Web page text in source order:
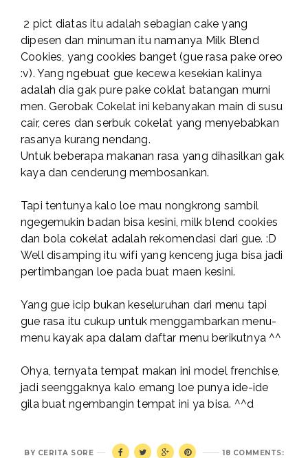
2 pict diatas itu adalah sebagian cake yang
dipesen dan minuman itu namanya Milk Blend
Cookies, yang cookies banget (gue rasa pake oreo
:v). Yang ngebuat gue kecewa kesekian kalinya
adalah dia gak pure pake coklat batangan murni
men. Gerobak Cokelat ini kebanyakan main di susu
cair, ceres dan serbuk cokelat yang menyebabkan
rasanya kurang nendang.
Untuk beberapa makanan rasa yang dihasilkan gak
kaya dan cenderung membosankan.
Tapi tentunya kalo loe mau nongkrong sambil
ngegemukin badan bisa kesini, milk blend cookies
dan bola cokelat adalah rekomendasi dari gue. :D
Well disamping itu wifi yang kenceng juga bisa jadi
pertimbangan loe pada buat maen kesini.
Yang gue icip bukan keseluruhan dari menu tapi
gue rasa itu cukup untuk menggambarkan menu-
menu kayak apa dalam daftar menu berikutnya ^^
Ohya, ternyata tempat makan ini model frenchise,
jadi seenggaknya kalo emang loe punya ide-ide
gila buat ngembangin tempat ini ya bisa. ^^d
18 COMMENTS:
BY CERITA SORE